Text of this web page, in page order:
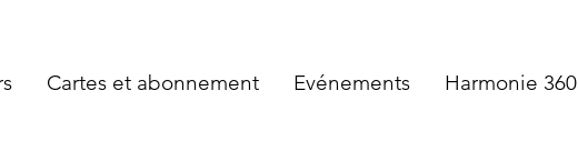
Cartes et abonnement Evénements Harmonie 360